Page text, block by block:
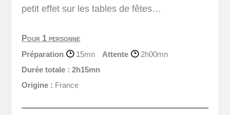
petit effet sur les tables de fêtes…
Pour 1 personne
Préparation
15mn Attente
2h00mn
Durée totale : 2h15mn
Origine : France